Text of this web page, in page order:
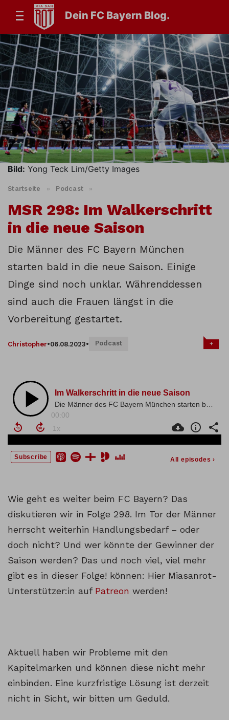
Dein FC Bayern Blog.
Bild: Yong Teck Lim/Getty Images
Startseite » Podcast »
MSR 298: Im Walkerschritt
in die neue Saison
Die Männer des FC Bayern München
starten bald in die neue Saison. Einige
Dinge sind noch unklar. Währenddessen
sind auch die Frauen längst in die
Vorbereitung gestartet.
Christopher•06.08.2023• Podcast +
Wie geht es weiter beim FC Bayern? Das
diskutieren wir in Folge 298. Im Tor der Männer
herrscht weiterhin Handlungsbedarf – oder
doch nicht? Und wer könnte der Gewinner der
Saison werden? Das und noch viel, viel mehr
gibt es in dieser Folge! können: Hier Miasanrot-
Unterstützer:in auf Patreon werden!
Aktuell haben wir Probleme mit den
Kapitelmarken und können diese nicht mehr
einbinden. Eine kurzfristige Lösung ist derzeit
nicht in Sicht, wir bitten um Geduld.